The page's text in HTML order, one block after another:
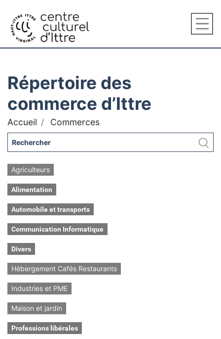
Répertoire des
commerce d’Ittre
Accueil Commerces
Agriculteurs
Alimentation
Automobile et transports
Communication Informatique
Divers
Hébergement Cafés Restaurants
Industries et PME
Maison et jardin
Professions libérales